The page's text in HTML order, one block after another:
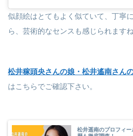
似顔絵はとてもよく似ていて、丁寧
ら、芸術的なセンスも感じられますね
松井稼頭央さんの娘・松井遙南さん
はこちらでご確認下さい。
松井遥南のプロフィ